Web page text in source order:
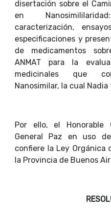
disertación sobre el
en
caracterización,
especificaciones y
de medicamentos
ANMAT para la
medicinales que
Nanosimilar, la cual
Por ello, el Honorable
General Paz en uso
confiere la Ley Orgánica
la Provincia de Buenos